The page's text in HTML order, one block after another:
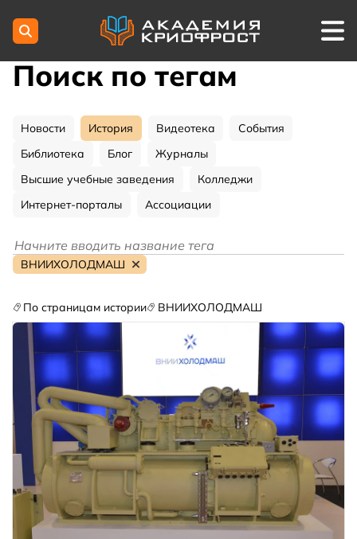
Поиск по тегам
Новости История Видеотека
События
Библиотека
Блог
Журналы
Высшие учебные заведения
Колледжи
Интернет-порталы
Ассоциации
ВНИИХОЛОДМАШ
По страницам истории ВНИИХОЛОДМАШ